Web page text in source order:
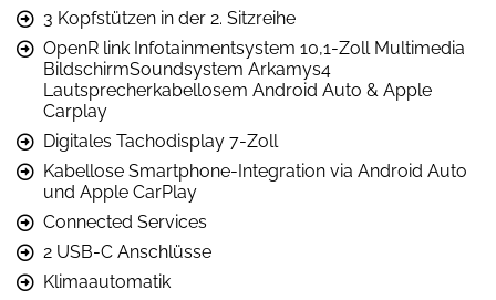
3 Kopfstützen in der 2. Sitzreihe
OpenR link Infotainmentsystem 10,1-Zoll Multimedia
BildschirmSoundsystem Arkamys4
Lautsprecherkabellosem Android Auto & Apple
Carplay
Digitales Tachodisplay 7-Zoll
Kabellose Smartphone-Integration via Android Auto
und Apple CarPlay
Connected Services
2 USB-C Anschlüsse
Klimaautomatik